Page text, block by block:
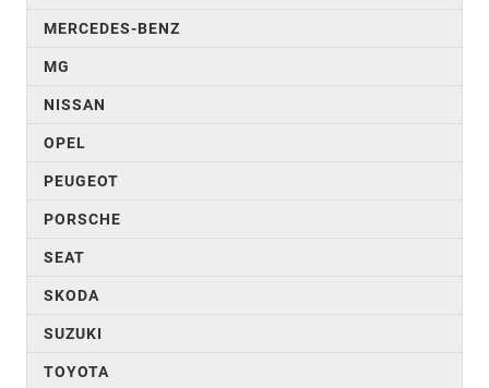
MERCEDES-BENZ
MG
NISSAN
OPEL
PEUGEOT
PORSCHE
SEAT
SKODA
SUZUKI
TOYOTA